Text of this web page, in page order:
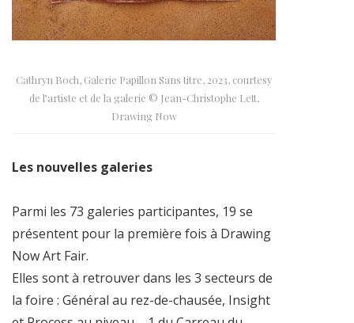
Cathryn Boch, Galerie Papillon Sans titre, 2023, courtesy
de l’artiste et de la galerie © Jean-Christophe Lett,
Drawing Now
Les nouvelles galeries
Parmi les 73 galeries participantes, 19 se
présentent pour la première fois à Drawing
Now Art Fair.
Elles sont à retrouver dans les 3 secteurs de
la foire : Général au rez-de-chausée, Insight